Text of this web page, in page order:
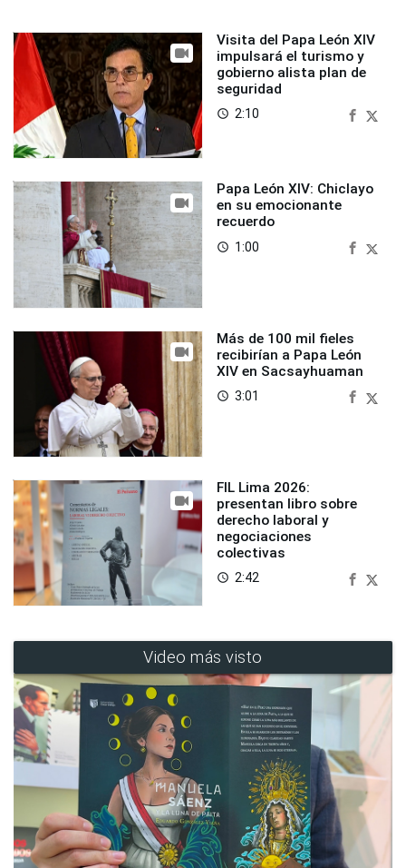
Visita del Papa León XIV
impulsará el turismo y
gobierno alista plan de
seguridad
access_time 2:10
Papa León XIV: Chiclayo
en su emocionante
recuerdo
access_time 1:00
Más de 100 mil fieles
recibirían a Papa León
XIV en Sacsayhuaman
access_time 3:01
FIL Lima 2026:
presentan libro sobre
derecho laboral y
negociaciones
colectivas
access_time 2:42
Video más visto